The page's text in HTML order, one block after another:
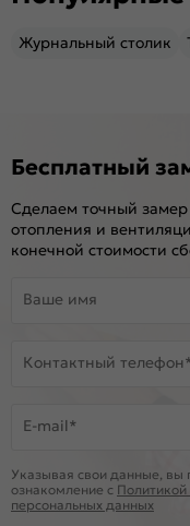
Журнальный столик
Бесплатный
Сделаем точный
отопления и
конечной стоимости
Ваше имя
Контактный
E-mail*
Указывая свои данные, вы
ознакомление c Политикой
персональных данных